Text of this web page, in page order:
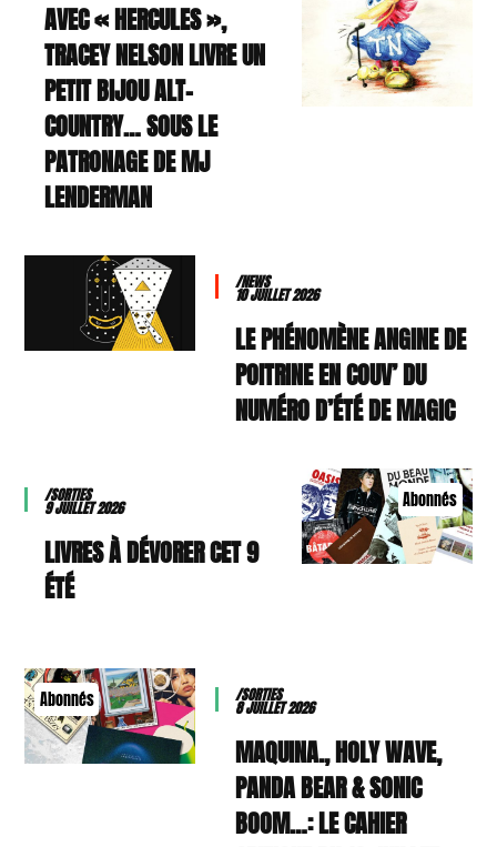
AVEC « HERCULES »,
TRACEY NELSON LIVRE UN
PETIT BIJOU ALT-
COUNTRY… SOUS LE
PATRONAGE DE MJ
LENDERMAN
/NEWS
10 JUILLET 2026
LE PHÉNOMÈNE ANGINE DE
POITRINE EN COUV’ DU
NUMÉRO D’ÉTÉ DE MAGIC
Abonnés
/SORTIES
9 JUILLET 2026
9 LIVRES À DÉVORER CET
ÉTÉ
Abonnés /SORTIES
8 JUILLET 2026
MAQUINA., HOLY WAVE,
PANDA BEAR & SONIC
BOOM…: LE CAHIER